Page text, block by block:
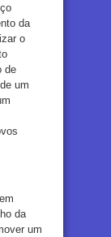
da
o
de
um
da
um